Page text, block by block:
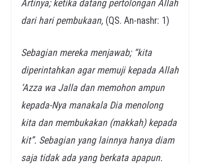
Artinya; ketika datang pertolongan Allah
dari hari pembukaan, (QS. An-nashr: 1)
Sebagian mereka menjawab; “kita
diperintahkan agar memuji kepada Allah
‘Azza wa Jalla dan memohon ampun
kepada-Nya manakala Dia menolong
kita dan membukakan (makkah) kepada
kit”. Sebagian yang lainnya hanya diam
saja tidak ada yang berkata apapun.